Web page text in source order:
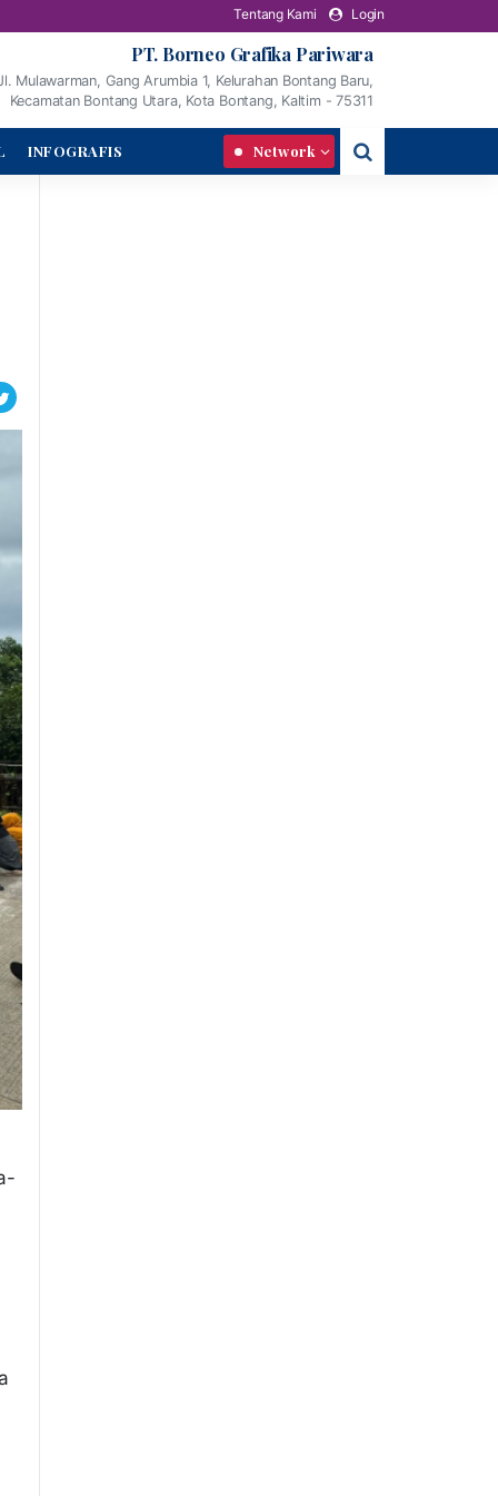
Tentang Kami Login
PT. Borneo Grafika Pariwara
Mulawarman, Gang Arumbia 1, Kelurahan Bontang Baru,
Kecamatan Bontang Utara, Kota Bontang, Kaltim - 75311
INFOGRAFIS Network